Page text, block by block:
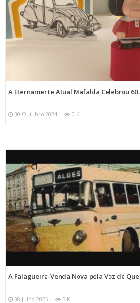
A Eternamente Atual Mafalda Celebrou 60
30 Outubro 2024 0 K
A Falagueira-Venda Nova pela Voz de
08 Julho 2025 5 K